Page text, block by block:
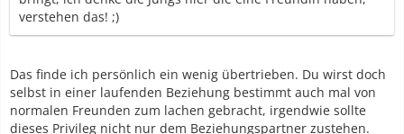
verstehen das! ;)
Das finde ich persönlich ein wenig übertrieben. Du wirst doch
selbst in einer laufenden Beziehung bestimmt auch mal von
normalen Freunden zum lachen gebracht, irgendwie sollte
dieses Privileg nicht nur dem Beziehungspartner zustehen.